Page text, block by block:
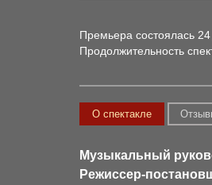
Премьера состоялась 24
Продолжительность
О спектакле
Музыкальный
Режиссер-